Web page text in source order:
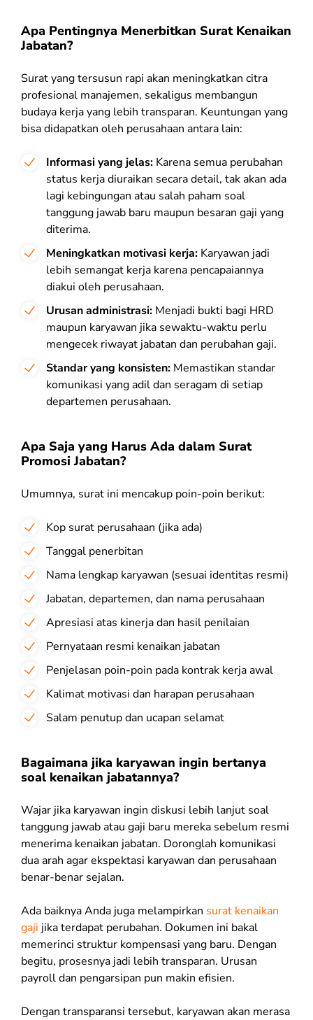
Apa Pentingnya Menerbitkan Surat Kenaikan
Jabatan?
Surat yang tersusun rapi akan meningkatkan citra
profesional manajemen, sekaligus membangun
budaya kerja yang lebih transparan. Keuntungan yang
bisa didapatkan oleh perusahaan antara lain:
Informasi yang jelas: Karena semua perubahan
status kerja diuraikan secara detail, tak akan ada
lagi kebingungan atau salah paham soal
tanggung jawab baru maupun besaran gaji yang
diterima.
Meningkatkan motivasi kerja: Karyawan jadi
lebih semangat kerja karena pencapaiannya
diakui oleh perusahaan.
Urusan administrasi: Menjadi bukti bagi HRD
maupun karyawan jika sewaktu-waktu perlu
mengecek riwayat jabatan dan perubahan gaji.
Standar yang konsisten: Memastikan standar
komunikasi yang adil dan seragam di setiap
departemen perusahaan.
Apa Saja yang Harus Ada dalam Surat
Promosi Jabatan?
Umumnya, surat ini mencakup poin-poin berikut:
Kop surat perusahaan (jika ada)
Tanggal penerbitan
Nama lengkap karyawan (sesuai identitas resmi)
Jabatan, departemen, dan nama perusahaan
Apresiasi atas kinerja dan hasil penilaian
Pernyataan resmi kenaikan jabatan
Penjelasan poin-poin pada kontrak kerja awal
Kalimat motivasi dan harapan perusahaan
Salam penutup dan ucapan selamat
Bagaimana jika karyawan ingin bertanya
soal kenaikan jabatannya?
Wajar jika karyawan ingin diskusi lebih lanjut soal
tanggung jawab atau gaji baru mereka sebelum resmi
menerima kenaikan jabatan. Doronglah komunikasi
dua arah agar ekspektasi karyawan dan perusahaan
benar-benar sejalan.
Ada baiknya Anda juga melampirkan surat kenaikan
gaji jika terdapat perubahan. Dokumen ini bakal
memerinci struktur kompensasi yang baru. Dengan
begitu, prosesnya jadi lebih transparan. Urusan
payroll dan pengarsipan pun makin efisien.
Dengan transparansi tersebut, karyawan akan merasa